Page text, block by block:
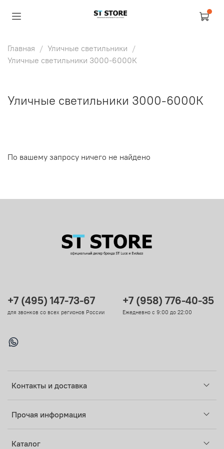
Главная
Уличные светильники
Уличные светильники 3000-6000К
Уличные светильники 3000-6000К
По вашему запросу ничего не найдено
Контакты и доставка
Прочая информация
Каталог
+7 (495) 147-73-67
для звонков со всех регионов России
+7 (958) 776-40-35
Ежедневно с 9:00 до 22:00